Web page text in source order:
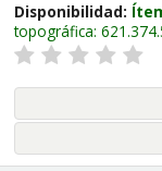
Disponibilidad:
topográfica: